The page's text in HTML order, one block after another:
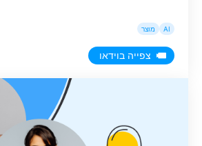
AI מוצר
צפייה בוידאו